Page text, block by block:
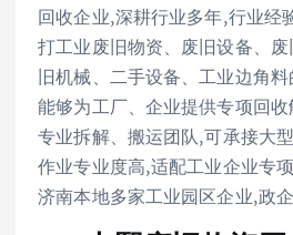
回收企业,深耕行业多年,行业经
打工业废旧物资、废旧设备、
旧机械、二手设备、工业边角
能够为工厂、企业提供专项回
专业拆解、搬运团队,可承接大
作业专业度高,适配工业企业专
济南本地多家工业园区企业,政企